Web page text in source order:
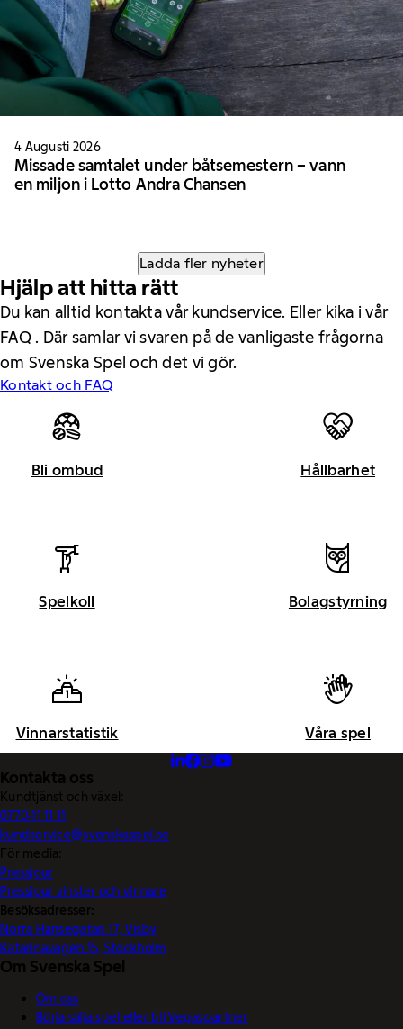
4 Augusti 2026
Missade samtalet under båtsemestern – vann
en miljon i Lotto Andra Chansen
Ladda fler nyheter
Hjälp att hitta rätt
Du kan alltid kontakta vår kundservice. Eller kika i vår
FAQ . Där samlar vi svaren på de vanligaste frågorna
om Svenska Spel och det vi gör.
Kontakt och FAQ
Bli ombud Hållbarhet
Spelkoll Bolagstyrning
Vinnarstatistik Våra spel
Kontakta oss
Kundtjänst och växel:
0770-11 11 11
kundservice@svenskaspel.se
För media:
Pressjour
Pressjour vinster och vinnare
Besöksadresser:
Norra Hansegatan 17, Visby
Katarinavägen 15, Stockholm
Om Svenska Spel
Om oss
Börja sälja spel eller bli Vegaspartner